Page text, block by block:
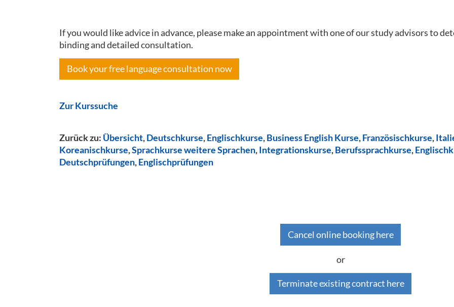
If you would like advice in advance, please make an appointment with one of our study advisors to
binding and detailed consultation.
Book your free language consultation now
Zur Kurssuche
Zurück zu: Übersicht,Deutschkurse,Englischkurse,Business English Kurse,Französischkurse,
Koreanischkurse,Sprachkurse weitere Sprachen,Integrationskurse,Berufssprachkurse,
Deutschprüfungen,Englischprüfungen
Cancel online booking here
or
Terminate existing contract here